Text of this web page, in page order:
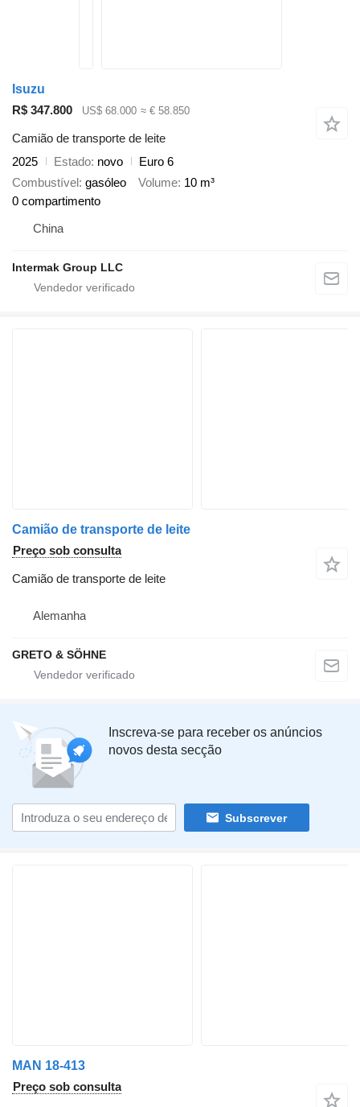
Isuzu
R$ 347.800
US$ 68.000 ≈ € 58.850
Camião de transporte de leite
2025
Estado novo
Euro 6
Combustível gasóleo Volume 10 m³
0 compartimento
China
Intermak Group LLC
Camião de transporte de leite
Preço sob consulta
Camião de transporte de leite
Alemanha
GRETO & SÖHNE
Inscreva-se para receber os anúncios
novos desta secção
Subscrever
MAN 18-413
Preço sob consulta